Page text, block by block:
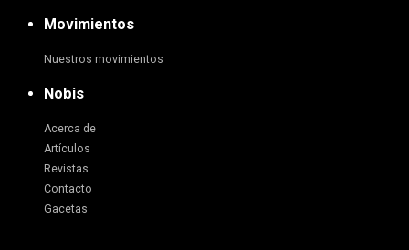
Movimientos
Nuestros movimientos
Nobis
Acerca de
Artículos
Revistas
Contacto
Gacetas